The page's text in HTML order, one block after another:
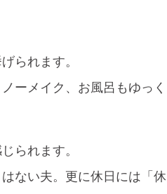
られます。
ーメイク、お風呂もゆっく
られます。
ない夫。更に休日には「休